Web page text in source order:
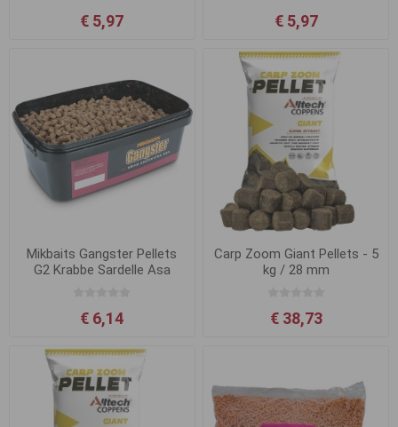
€ 5,97 € 5,97
Mikbaits Gangster Pellets
G2 Krabbe Sardelle Asa
€ 6,14
Carp Zoom Giant Pellets - 5
kg / 28 mm
€ 38,73